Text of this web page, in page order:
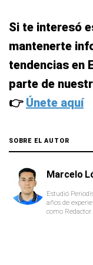
Si te interesó
mantenerte
tendencias en
parte de
👉 Únete aquí
SOBRE EL AUTOR
Marcelo
Estudió
años de
como